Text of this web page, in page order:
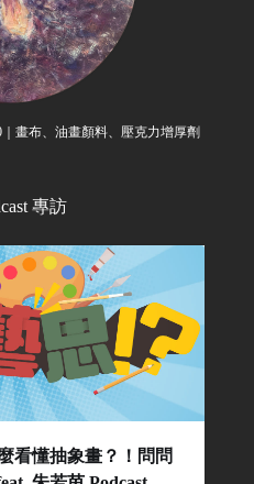
畫布、油畫顏料、壓克力增厚劑
專訪
看懂抽象畫？！問問